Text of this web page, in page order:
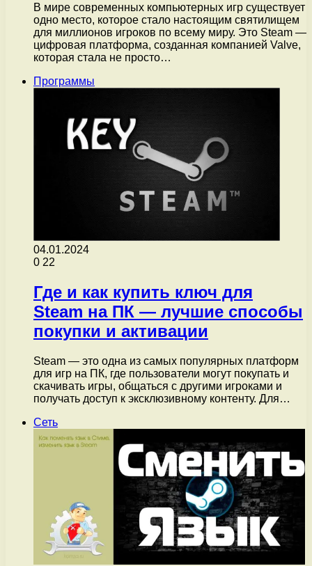
В мире современных компьютерных игр существует
одно место, которое стало настоящим святилищем
для миллионов игроков по всему миру. Это Steam —
цифровая платформа, созданная компанией Valve,
которая стала не просто…
Программы
04.01.2024
0 22
Где и как купить ключ для
Steam на ПК — лучшие способы
покупки и активации
Steam — это одна из самых популярных платформ
для игр на ПК, где пользователи могут покупать и
скачивать игры, общаться с другими игроками и
получать доступ к эксклюзивному контенту. Для…
Сеть